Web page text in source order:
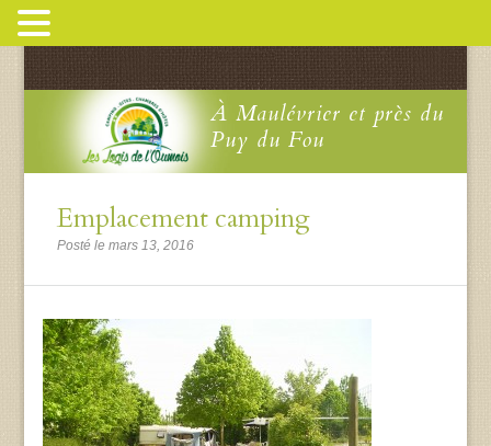
À Maulévrier et près du
Puy du Fou
Emplacement camping
Posté le mars 13, 2016